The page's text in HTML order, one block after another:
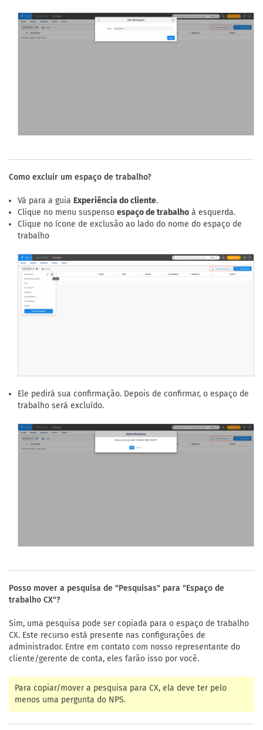
Como excluir um espaço de trabalho?
Vá para a guia Experiência do cliente.
Clique no menu suspenso espaço de trabalho à esquerda.
Clique no ícone de exclusão ao lado do nome do espaço de
trabalho
Ele pedirá sua confirmação. Depois de confirmar, o espaço de
trabalho será excluído.
Posso mover a pesquisa de "Pesquisas" para "Espaço de
trabalho CX"?
Sim, uma pesquisa pode ser copiada para o espaço de trabalho
CX. Este recurso está presente nas configurações de
administrador. Entre em contato com nosso representante do
cliente/gerente de conta, eles farão isso por você.
Para copiar/mover a pesquisa para CX, ela deve ter pelo
menos uma pergunta do NPS.